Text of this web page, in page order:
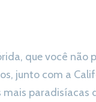
que você não
junto com a
paradisíacas